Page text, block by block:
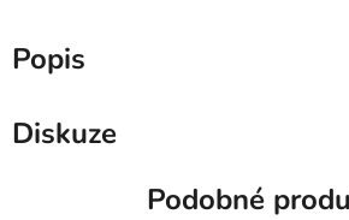
Popis
Diskuze
Podobné